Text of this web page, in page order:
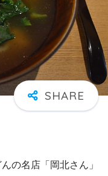
の名店「岡北さん」